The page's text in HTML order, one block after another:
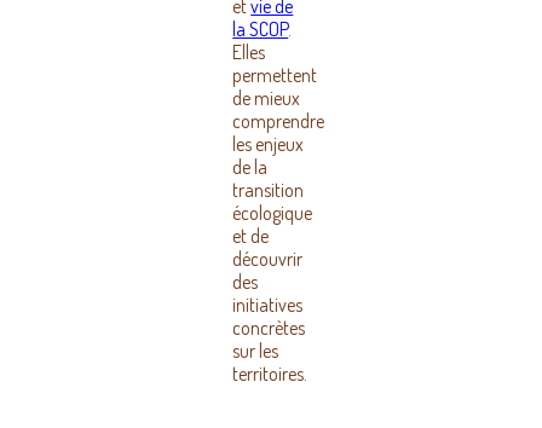
etvie de
la SCOP.
Elles
permettent
de mieux
comprendre
les enjeux
de la
transition
écologique
et de
découvrir
des
initiatives
concrètes
sur les
territoires.